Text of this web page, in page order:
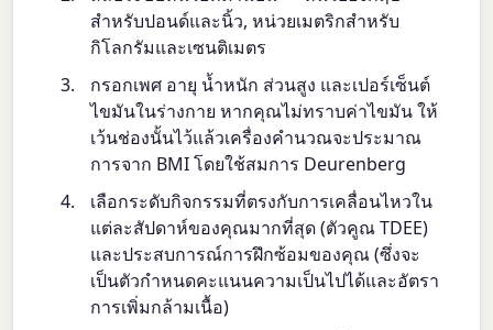
สำหรับปอนด์และนิ้ว, หน่วยเมตริกสำหรับ
กิโลกรัมและเซนติเมตร
กรอกเพศ อายุ น้ำหนัก ส่วนสูง และเปอร์เซ็นต์
ไขมันในร่างกาย หากคุณไม่ทราบค่าไขมัน ให้
เว้นช่องนั้นไว้แล้วเครื่องคำนวณจะประมาณ
การจาก BMI โดยใช้สมการ Deurenberg
เลือกระดับกิจกรรมที่ตรงกับการเคลื่อนไหวใน
แต่ละสัปดาห์ของคุณมากที่สุด (ตัวคูณ TDEE)
และประสบการณ์การฝึกซ้อมของคุณ (ซึ่งจะ
เป็นตัวกำหนดคะแนนความเป็นไปได้และอัตรา
การเพิ่มกล้ามเนื้อ)